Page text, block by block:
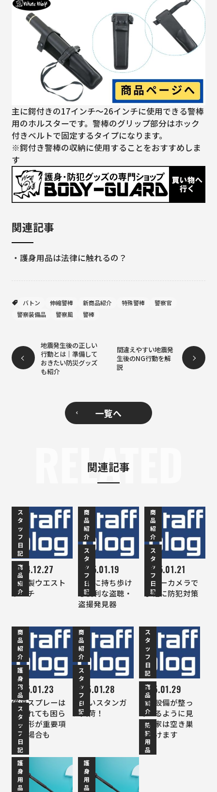
主に鍔付きの17インチ～26インチに使用できる警棒
用のホルスターです。警棒のグリップ部分はホック
付きベルトで固定するタイプになります。
※鍔付き警棒の収納に使用することをおすすめしま
す
関連記事
・ 護身用品は法律に触れるの？
バトン 伸縮警棒 新商品紹介 特殊警棒
警察官
警察装備品
警察風 警棒
地震発生後の正しい
行動とは｜準備して
おきたい防災グッズ
も紹介
間違えやすい地震発
生後のNG行動を解
説
一覧へ
関連記事
RELATED
ス
タ
ッ
フ
日
記
商
品
紹
介
2014.12.27
本革製ウエスト
ポーチ
商
品
紹
介
ス
タ
ッ
フ
日
記
2015.01.19
手軽に持ち歩け
る便利な盗聴・
盗撮発見器
商
品
紹
介
ス
タ
ッ
フ
日
記
2015.01.21
ダミーカメラで
手軽に防犯対策
商
品
紹
介
護
身
用
品
ス
タ
ッ
フ
日
記
2015.01.23
催涙スプレーは
見られても困ら
ない形が重要項
目な場合も
商
品
紹
介
ス
タ
ッ
フ
日
記
2015.01.28
珍しいスタンガ
ン入荷！
ス
タ
ッ
フ
日
記
商
品
紹
介
防
犯
用
品
2015.01.29
防犯設備が整っ
ているように見
える家は空き巣
は避けます
護
身
用
品
護
身
用
品